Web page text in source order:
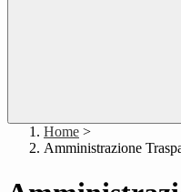
Home >
Amministrazione